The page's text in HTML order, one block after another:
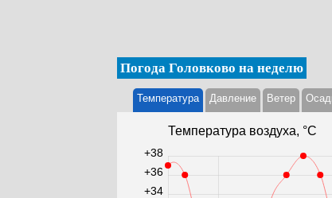
Погода Головково на неделю
Температура Давление Ветер
Температура воздуха, °С
+34
+36
+38